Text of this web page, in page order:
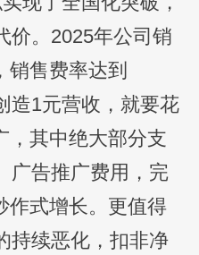
价。2025年公司销
销售费率达到
造1元营收，就要花
，其中绝大部分支
广告推广费用，完
作式增长。更值得
持续恶化，扣非净